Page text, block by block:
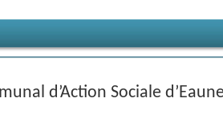
d’Action Sociale